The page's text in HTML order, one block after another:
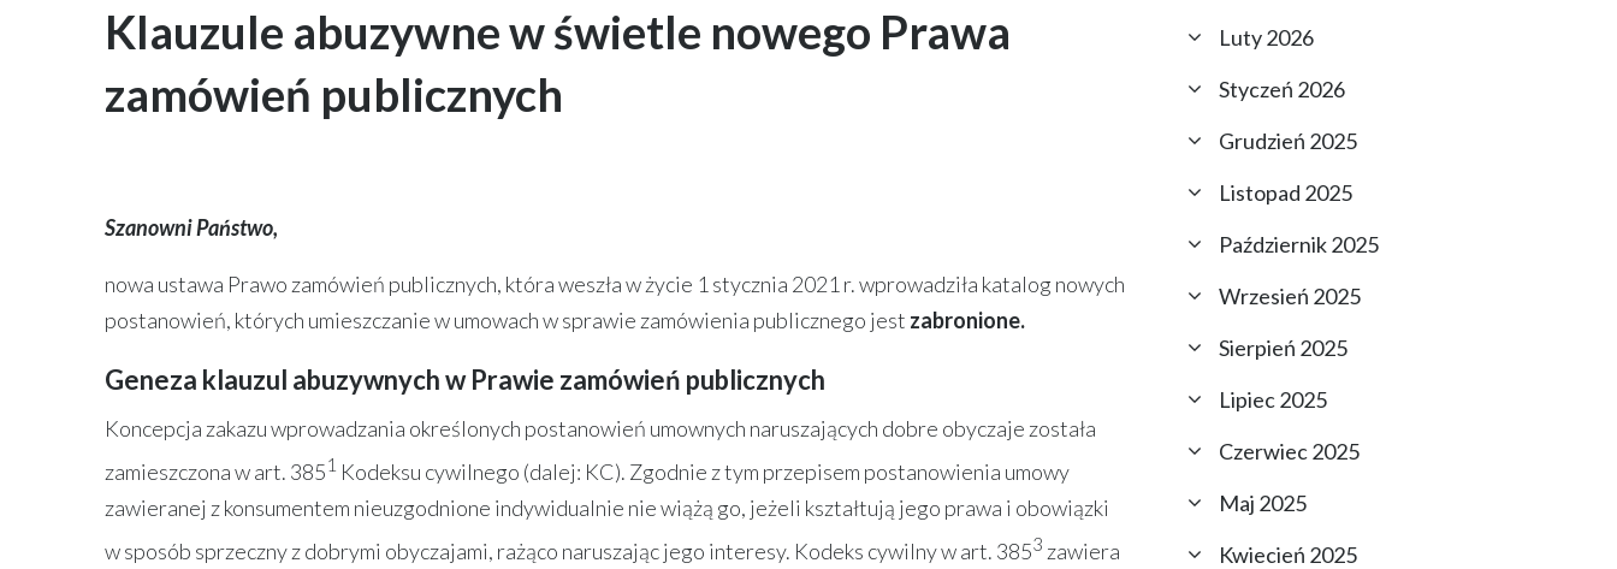
Klauzule abuzywne w świetle nowego Prawa
zamówień publicznych
Szanowni Państwo,
nowa ustawa Prawo zamówień publicznych, która weszła w życie 1 stycznia 2021 r. wprowadziła katalog nowych
postanowień, których umieszczanie w umowach w sprawie zamówienia publicznego jest zabronione.
Geneza klauzul abuzywnych w Prawie zamówień publicznych
Koncepcja zakazu wprowadzania określonych postanowień umownych naruszających dobre obyczaje została
zamieszczona w art. 3851 Kodeksu cywilnego (dalej: KC). Zgodnie z tym przepisem postanowienia umowy
zawieranej z konsumentem nieuzgodnione indywidualnie nie wiążą go, jeżeli kształtują jego prawa i obowiązki
w sposób sprzeczny z dobrymi obyczajami, rażąco naruszając jego interesy. Kodeks cywilny w art. 3853 zawiera
Luty 2026
Styczeń 2026
Grudzień 2025
Listopad 2025
Październik 2025
Wrzesień 2025
Sierpień 2025
Lipiec 2025
Czerwiec 2025
Maj 2025
Kwiecień 2025